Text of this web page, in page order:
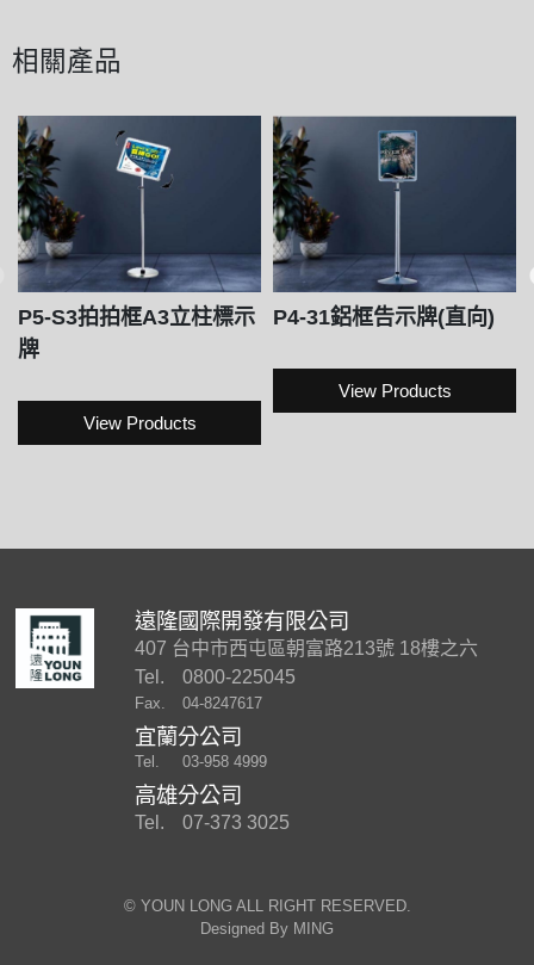
相關產品
P5-S3拍拍框A3立柱標示
牌
View Products
P4-31鋁框告示牌(直向)
View Products
遠隆國際開發有限公司
407 台中市西屯區朝富路213號 18樓之六
Tel.
0800-225045
Fax. 04-8247617
宜蘭分公司
Tel. 03-958 4999
高雄分公司
Tel. 07-373 3025
©︎ YOUN LONG ALL RIGHT RESERVED.
Designed By MING